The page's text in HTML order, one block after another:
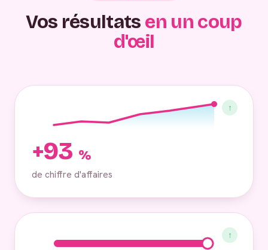
Vos résultats en un coup
d'œil
↑
+93 %
de chiffre d'affaires
↑